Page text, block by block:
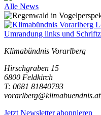
Alle News
Klimabündnis Vorarlberg
Hirschgraben 15
6800 Feldkirch
T: 0681 81840793
vorarlberg@klimabuendnis.at
Jetzt Newsletter abonnieren